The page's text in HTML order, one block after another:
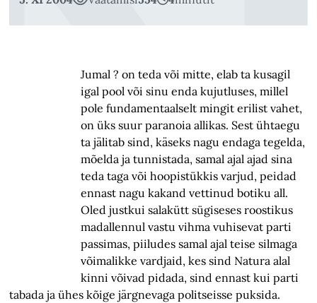
Jumal ? on teda või mitte, elab ta kusagil
igal pool või sinu enda kujutluses, millel
pole fundamentaalselt mingit erilist vahet,
on üks suur paranoia allikas. Sest ühtaegu
ta jälitab sind, käseks nagu endaga tegelda,
mõelda ja tunnistada, samal ajal ajad sina
teda taga või hoopistükkis varjud, peidad
ennast nagu kakand vettinud botiku all.
Oled justkui salakütt sügiseses roostikus
madallennul vastu vihma vuhisevat parti
passimas, piiludes samal ajal teise silmaga
võimalikke vardjaid, kes sind Natura alal
kinni võivad pidada, sind ennast kui parti
tabada ja ühes kõige järgnevaga politseisse puksida.